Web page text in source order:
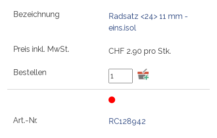
Radsatz <24> 11 mm -
eins.isol
CHF 2.90 pro Stk.
RC128942